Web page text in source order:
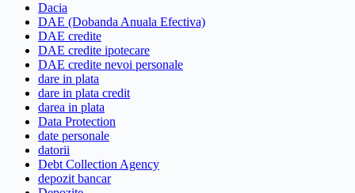
Dacia
DAE (Dobanda Anuala Efectiva)
DAE credite
DAE credite ipotecare
DAE credite nevoi personale
dare in plata
dare in plata credit
darea in plata
Data Protection
date personale
datorii
Debt Collection Agency
depozit bancar